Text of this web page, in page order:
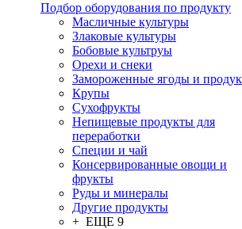
Подбор оборудования по продукту
Масличные культуры
Злаковые культуры
Бобовые культруы
Орехи и снеки
Замороженные ягоды и
Крупы
Сухофрукты
Непищевые продукты для
переработки
Специи и чай
Консервированные овощи и
фрукты
Руды и минералы
Другие продукты
+ ЕЩЕ 9